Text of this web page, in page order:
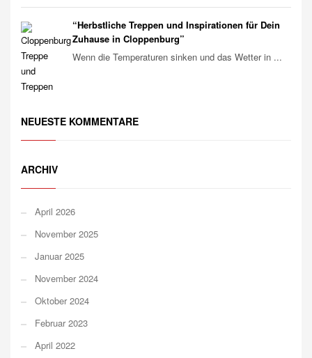
“Herbstliche Treppen und Inspirationen für Dein
Zuhause in Cloppenburg”
Wenn die Temperaturen sinken und das Wetter in ...
NEUESTE KOMMENTARE
ARCHIV
April 2026
November 2025
Januar 2025
November 2024
Oktober 2024
Februar 2023
April 2022